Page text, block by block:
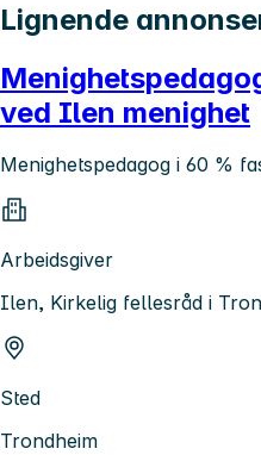
Lignende
ved Ilen menighet
Menighetspedagog i 60 %
Arbeidsgiver
Ilen, Kirkelig fellesråd i
Sted
Trondheim